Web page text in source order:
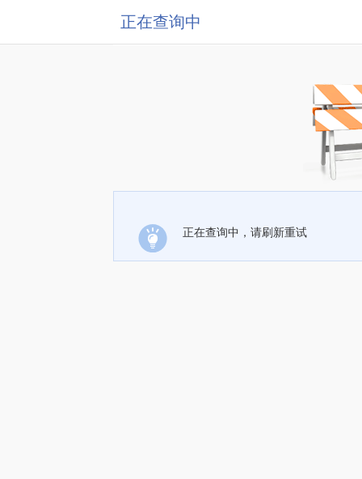
正在查询中
正在查询中，请刷新重试